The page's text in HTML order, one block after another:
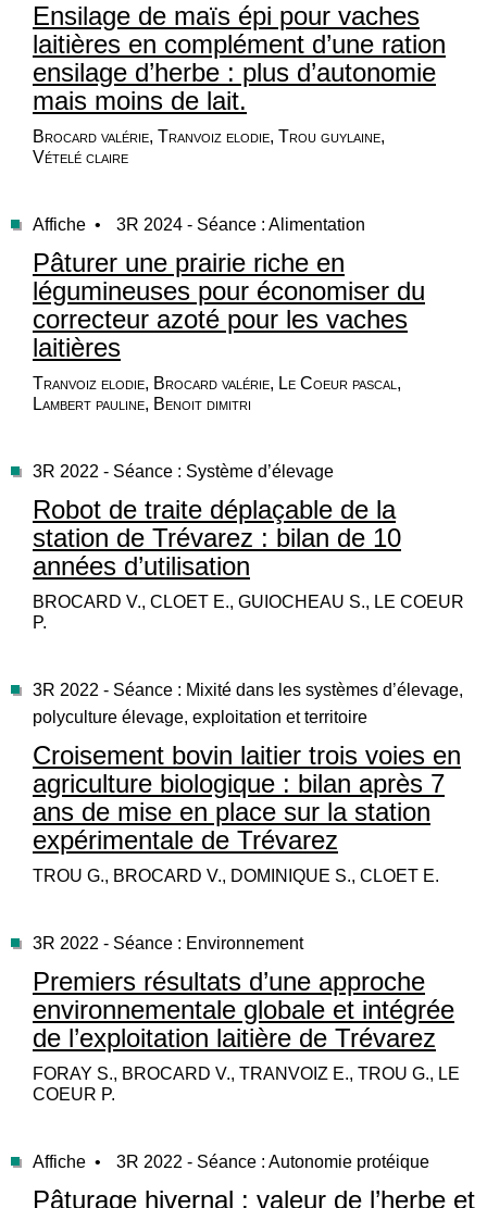
Ensilage de maïs épi pour vaches
laitières en complément d’une ration
ensilage d’herbe : plus d’autonomie
mais moins de lait.
Brocard valérie, Tranvoiz elodie, Trou guylaine,
Vételé claire
Affiche • 3R 2024 - Séance : Alimentation
Pâturer une prairie riche en
légumineuses pour économiser du
correcteur azoté pour les vaches
laitières
Tranvoiz elodie, Brocard valérie, Le Coeur pascal,
Lambert pauline, Benoit dimitri
3R 2022 - Séance : Système d’élevage
Robot de traite déplaçable de la
station de Trévarez : bilan de 10
années d’utilisation
BROCARD V., CLOET E., GUIOCHEAU S., LE COEUR
P.
3R 2022 - Séance : Mixité dans les systèmes d’élevage,
polyculture élevage, exploitation et territoire
Croisement bovin laitier trois voies en
agriculture biologique : bilan après 7
ans de mise en place sur la station
expérimentale de Trévarez
TROU G., BROCARD V., DOMINIQUE S., CLOET E.
3R 2022 - Séance : Environnement
Premiers résultats d’une approche
environnementale globale et intégrée
de l’exploitation laitière de Trévarez
FORAY S., BROCARD V., TRANVOIZ E., TROU G., LE
COEUR P.
Affiche • 3R 2022 - Séance : Autonomie protéique
Pâturage hivernal : valeur de l’herbe et